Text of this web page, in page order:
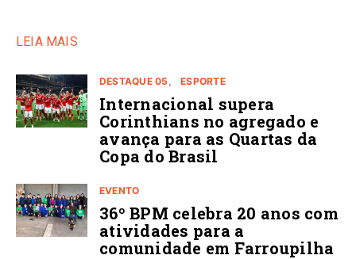
LEIA MAIS
DESTAQUE 05 ESPORTE
Internacional supera
Corinthians no agregado e
avança para as Quartas da
Copa do Brasil
EVENTO
36º BPM celebra 20 anos com
atividades para a
comunidade em Farroupilha